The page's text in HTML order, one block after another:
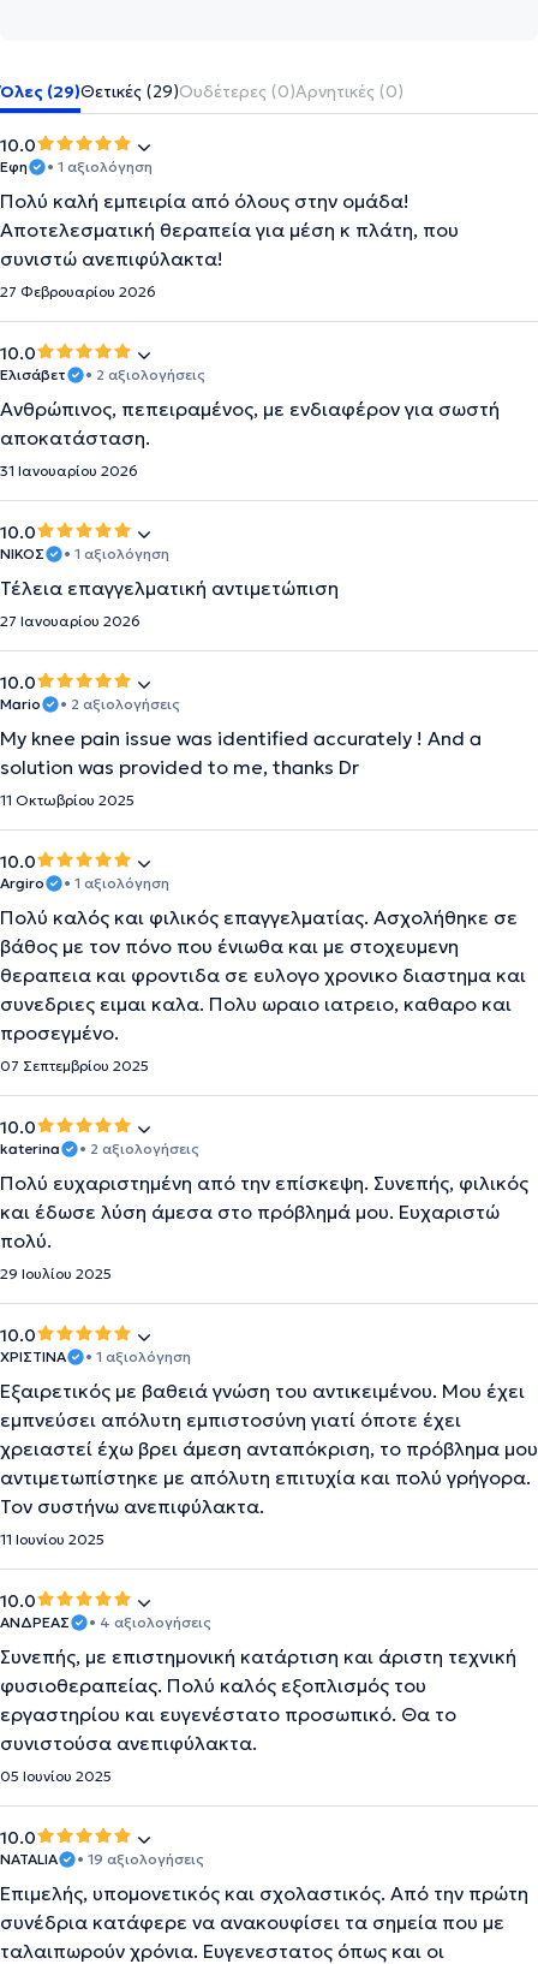
Όλες (29)Θετικές (29)Ουδέτερες (0)Αρνητικές (0)
10.0
Εφη • 1 αξιολόγηση
Πολύ καλή εμπειρία από όλους στην ομάδα!
Αποτελεσματική θεραπεία για μέση κ πλάτη, που
συνιστώ ανεπιφύλακτα!
27 Φεβρουαρίου 2026
10.0
Ελισάβετ • 2 αξιολογήσεις
Ανθρώπινος, πεπειραμένος, με ενδιαφέρον για σωστή
αποκατάσταση.
31 Ιανουαρίου 2026
10.0
ΝΙΚΟΣ • 1 αξιολόγηση
Τέλεια επαγγελματική αντιμετώπιση
27 Ιανουαρίου 2026
10.0
Mario • 2 αξιολογήσεις
My knee pain issue was identified accurately ! And a
solution was provided to me, thanks Dr
11 Οκτωβρίου 2025
10.0
Argiro • 1 αξιολόγηση
Πολύ καλός και φιλικός επαγγελματίας. Ασχολήθηκε σε
βάθος με τον πόνο που ένιωθα και με στοχευμενη
θεραπεια και φροντιδα σε ευλογο χρονικο διαστημα και
συνεδριες ειμαι καλα. Πολυ ωραιο ιατρειο, καθαρο και
προσεγμένο.
07 Σεπτεμβρίου 2025
10.0
katerina • 2 αξιολογήσεις
Πολύ ευχαριστημένη από την επίσκεψη. Συνεπής, φιλικός
και έδωσε λύση άμεσα στο πρόβλημά μου. Ευχαριστώ
πολύ.
29 Ιουλίου 2025
10.0
ΧΡΙΣΤΙΝΑ • 1 αξιολόγηση
Εξαιρετικός με βαθειά γνώση του αντικειμένου. Μου έχει
εμπνεύσει απόλυτη εμπιστοσύνη γιατί όποτε έχει
χρειαστεί έχω βρει άμεση ανταπόκριση, το πρόβλημα μου
αντιμετωπίστηκε με απόλυτη επιτυχία και πολύ γρήγορα.
Τον συστήνω ανεπιφύλακτα.
11 Ιουνίου 2025
10.0
ΑΝΔΡΕΑΣ • 4 αξιολογήσεις
Συνεπής, με επιστημονική κατάρτιση και άριστη τεχνική
φυσιοθεραπείας. Πολύ καλός εξοπλισμός του
εργαστηρίου και ευγενέστατο προσωπικό. Θα το
συνιστούσα ανεπιφύλακτα.
05 Ιουνίου 2025
10.0
NATALIA • 19 αξιολογήσεις
Επιμελής, υπομονετικός και σχολαστικός. Από την πρώτη
συνέδρια κατάφερε να ανακουφίσει τα σημεία που με
ταλαιπωρούν χρόνια. Ευγενεστατος όπως και οι